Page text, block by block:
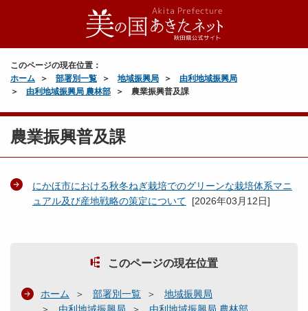
このページの現在位置：
ホーム
部署別一覧 地域振興局
由利地域振興局
由利地域振興局 農林部
農業振興普及課
農業振興普及課
にかほ市における秋冬ねぎ栽培でのグリーンな栽培体系マニ
ュアル及び産地戦略の策定について [2026年03月12日]
このページの現在位置
ホーム 部署別一覧
地域振興局